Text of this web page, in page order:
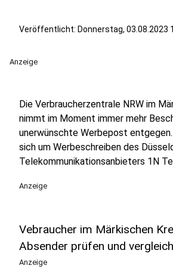
Veröffentlicht: Donnerstag, 03.08.2023
Anzeige
Die Verbraucherzentrale NRW im
nimmt im Moment immer mehr
unerwünschte Werbepost
sich um Werbeschreiben des
Telekommunikationsanbieters 1N
Anzeige
Vebraucher im Märkischen
Absender prüfen und
Anzeige